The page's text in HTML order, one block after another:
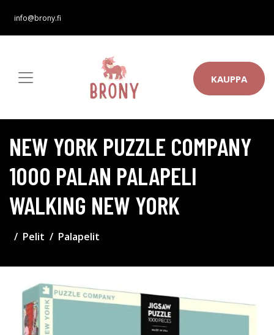
info@brony.fi
KAUPPA
NEW YORK PUZZLE COMPANY
1000 PALAN PALAPELI
WALKING NEW YORK
Pelit Palapelit